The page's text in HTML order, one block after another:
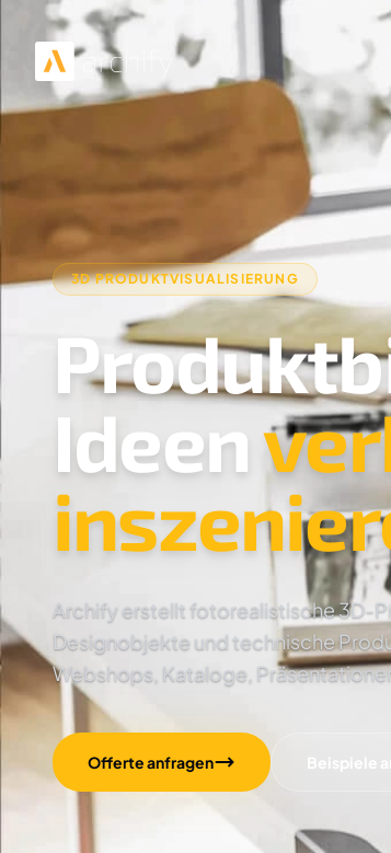
3D PRODUKTVISUALISIERUNG
Ideen
Archify erstellt fotorealistische 3D-
Designobjekte und technische
Webshops, Kataloge,
Offerte anfragen Beispiele